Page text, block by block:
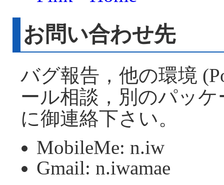
お問い合わせ先
バグ報告，他の環境
ール相談，別のパッ
に御連絡下さい。
MobileMe: n.iw
Gmail: n.iwamae